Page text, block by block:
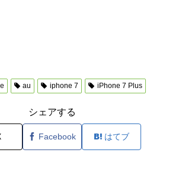
au iphone 7 iPhone 7 Plus
シェアする
Facebook はてブ